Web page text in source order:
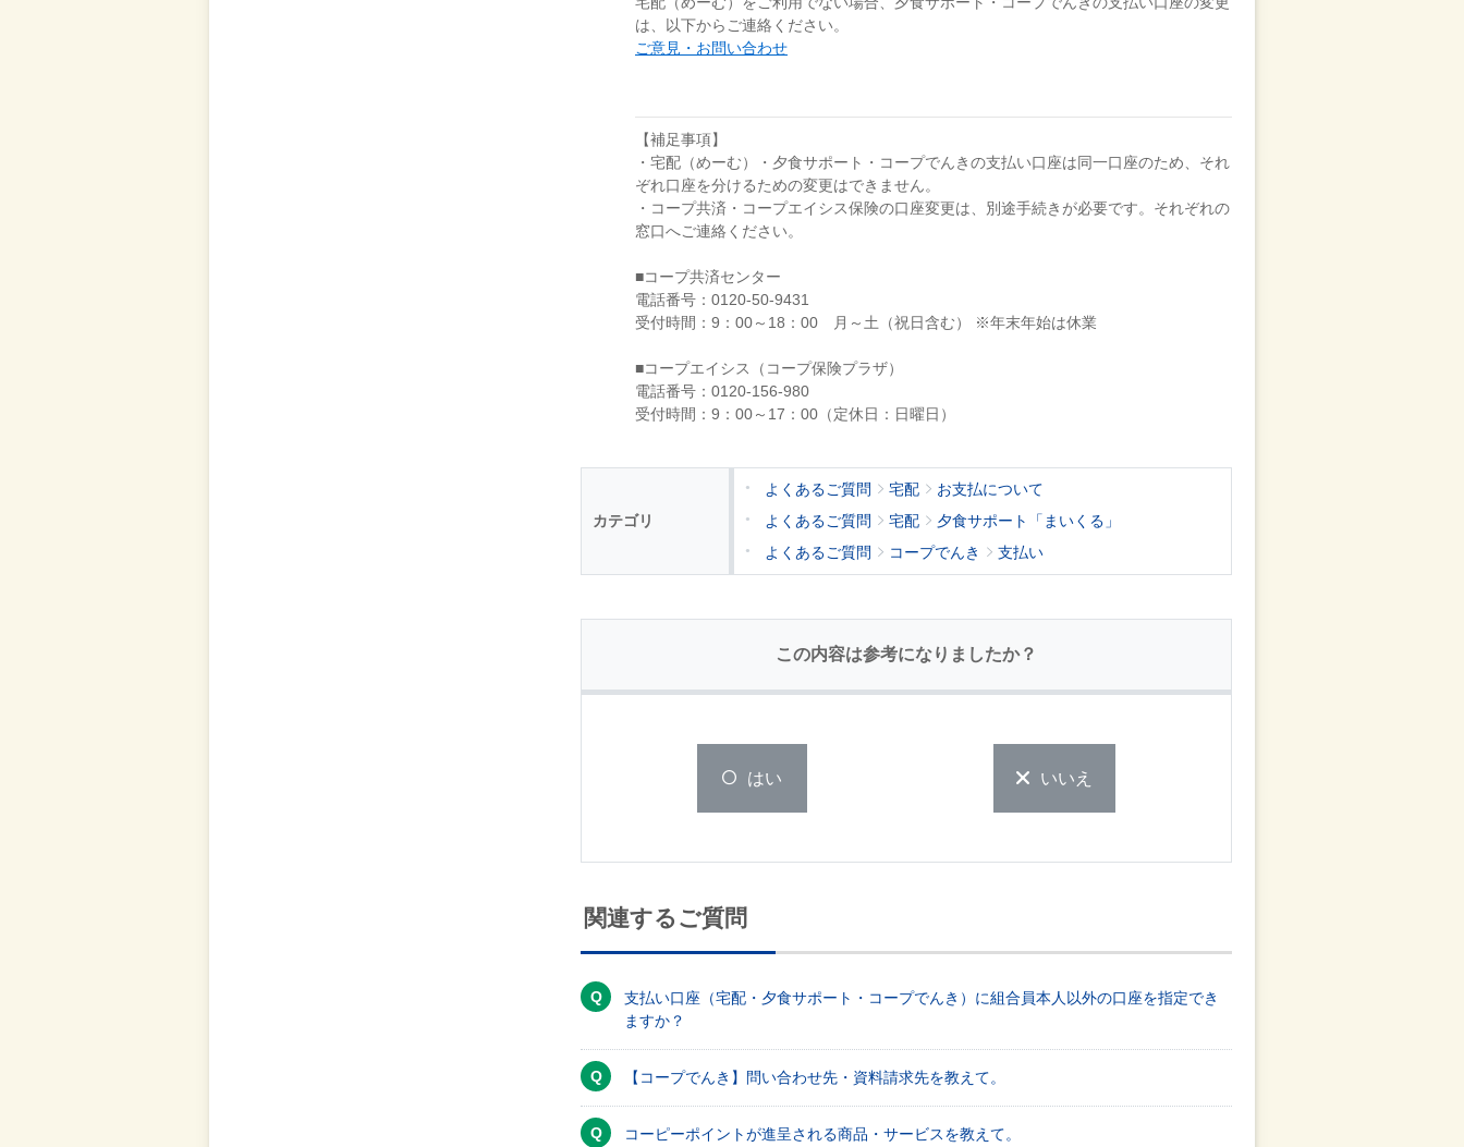
は、以下からご連絡ください。
ご意見・お問い合わせ
【補足事項】
・宅配（めーむ）・夕食サポート・コープでんきの支払い口座は同一口座のため、それ
ぞれ口座を分けるための変更はできません。
・コープ共済・コープエイシス保険の口座変更は、別途手続きが必要です。それぞれの
窓口へご連絡ください。
■コープ共済センター
電話番号：0120-50-9431
受付時間：9：00～18：00 月～土（祝日含む） ※年末年始は休業
■コープエイシス（コープ保険プラザ）
電話番号：0120-156-980
受付時間：9：00～17：00（定休日：日曜日）
カテゴリ
よくあるご質問 宅配
お支払について
よくあるご質問
宅配
夕食サポート「まいくる」
よくあるご質問
コープでんき 支払い
この内容は参考になりましたか？
はい いいえ
関連するご質問
支払い口座（宅配・夕食サポート・コープでんき）に組合員本人以外の口座を指定でき
ますか？
【コープでんき】問い合わせ先・資料請求先を教えて。
コーピーポイントが進呈される商品・サービスを教えて。